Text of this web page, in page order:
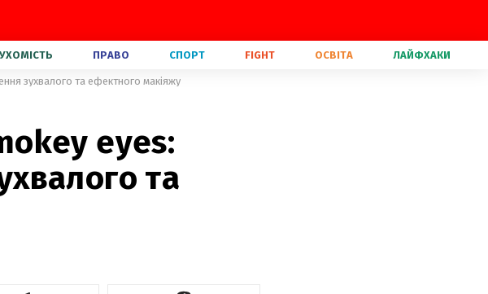
ПРАВО СПОРТ FIGHT ОСВІТА ЛАЙФХАКИ
зухвалого та ефектного макіяжу
eyes:
та